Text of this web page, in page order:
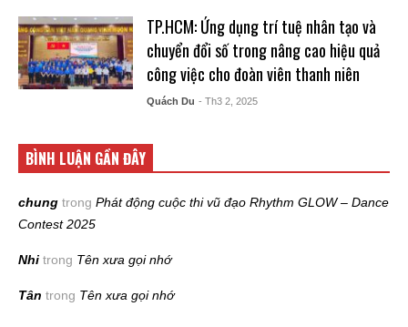
TP.HCM: Ứng dụng trí tuệ nhân tạo và
chuyển đổi số trong nâng cao hiệu quả
công việc cho đoàn viên thanh niên
Quách Du - Th3 2, 2025
BÌNH LUẬN GẦN ĐÂY
chung trong Phát động cuộc thi vũ đạo Rhythm GLOW – Dance
Contest 2025
Nhi trong Tên xưa gọi nhớ
Tân trong Tên xưa gọi nhớ